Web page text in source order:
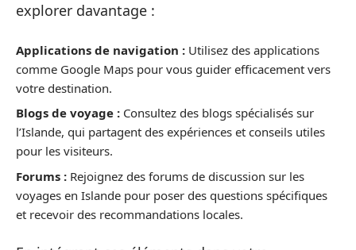
explorer davantage :
Applications de navigation : Utilisez des applications
comme Google Maps pour vous guider efficacement vers
votre destination.
Blogs de voyage : Consultez des blogs spécialisés sur
l’Islande, qui partagent des expériences et conseils utiles
pour les visiteurs.
Forums : Rejoignez des forums de discussion sur les
voyages en Islande pour poser des questions spécifiques
et recevoir des recommandations locales.